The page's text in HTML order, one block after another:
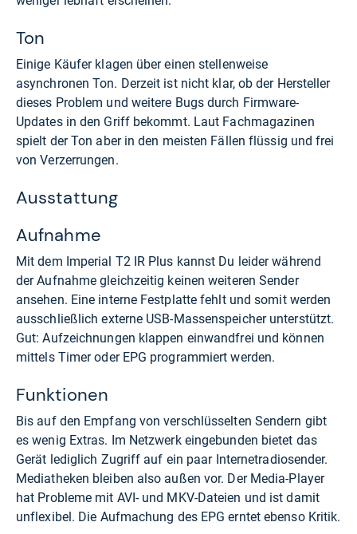
Ton
Einige Käufer klagen über einen stellenweise
asynchronen Ton. Derzeit ist nicht klar, ob der Hersteller
dieses Problem und weitere Bugs durch Firmware-
Updates in den Griff bekommt. Laut Fachmagazinen
spielt der Ton aber in den meisten Fällen flüssig und frei
von Verzerrungen.
Ausstattung
Aufnahme
Mit dem Imperial T2 IR Plus kannst Du leider während
der Aufnahme gleichzeitig keinen weiteren Sender
ansehen. Eine interne Festplatte fehlt und somit werden
ausschließlich externe USB-Massenspeicher unterstützt.
Gut: Aufzeichnungen klappen einwandfrei und können
mittels Timer oder EPG programmiert werden.
Funktionen
Bis auf den Empfang von verschlüsselten Sendern gibt
es wenig Extras. Im Netzwerk eingebunden bietet das
Gerät lediglich Zugriff auf ein paar Internetradiosender.
Mediatheken bleiben also außen vor. Der Media-Player
hat Probleme mit AVI- und MKV-Dateien und ist damit
unflexibel. Die Aufmachung des EPG erntet ebenso Kritik.